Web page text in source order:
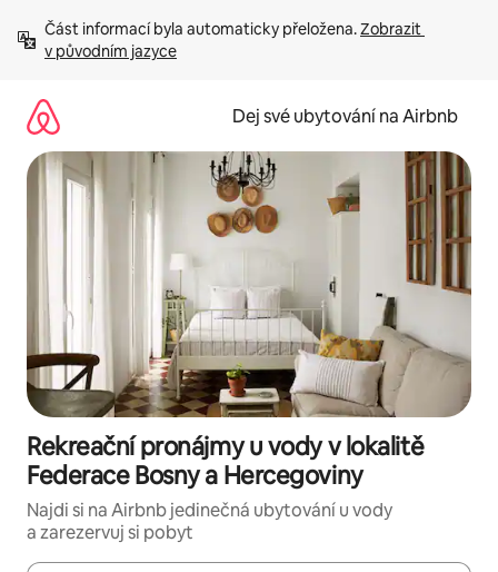
obsah
Část informací byla automaticky přeložena. Zobrazit
v původním jazyce
Dej své ubytování na Airbnb
Rekreační pronájmy u vody v lokalitě
Federace Bosny a Hercegoviny
Najdi si na Airbnb jedinečná ubytování u vody
a zarezervuj si pobyt